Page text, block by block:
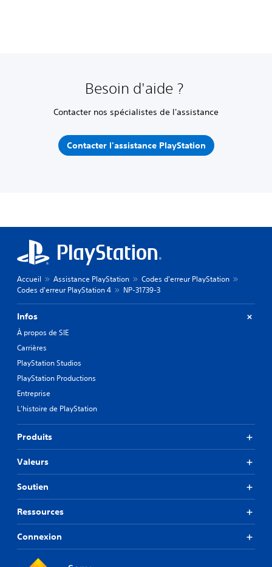
Besoin d'aide ?
Contacter nos spécialistes de l'assistance
Contacter l'assistance PlayStation
Accueil Assistance PlayStation
Codes d'erreur PlayStation
Codes d'erreur PlayStation 4
NP-31739-3
Infos
À propos de SIE
Carrières
PlayStation Studios
PlayStation Productions
Entreprise
L'histoire de PlayStation
Produits
Valeurs
Soutien
Ressources
Connexion